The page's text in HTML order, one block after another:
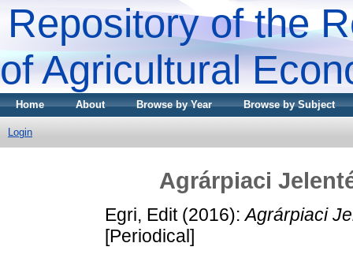
Repository of the
of Agricultural
Home About Browse by Year Browse by Subject
Login
Agrárpiaci
Egri, Edit(2016):Agrárpiaci
[Periodical]